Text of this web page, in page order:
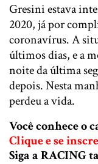
Gresini estava
2020, já por
coronavírus. A
últimos dias, e a
noite da última
depois. Nesta
perdeu a vida.
Você conhece o
Clique e se
Siga a RACING